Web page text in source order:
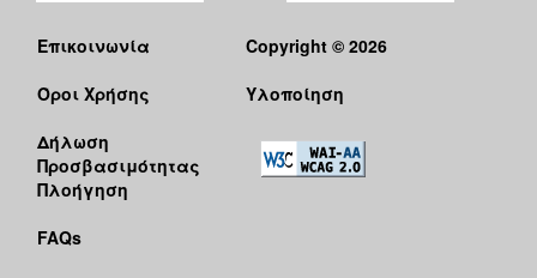
Επικοινωνία
Όροι Χρήσης
Δήλωση
Προσβασιμότητας
Πλοήγηση
FAQs
Copyright © 2026
Υλοποίηση